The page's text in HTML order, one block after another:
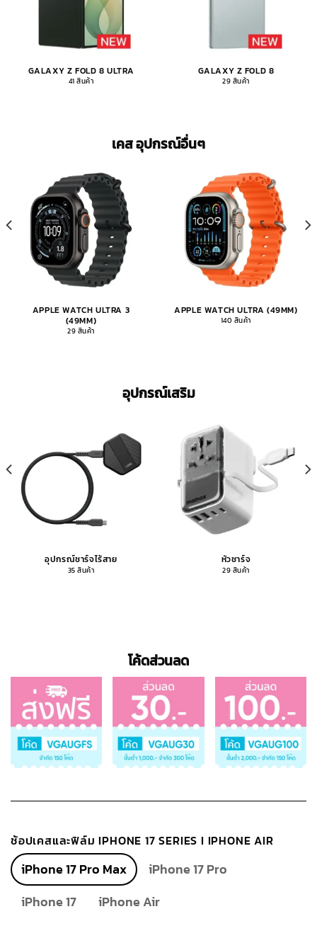
GALAXY Z FOLD 8 ULTRA
41 สินค้า
GALAXY Z FOLD 8
29 สินค้า
เคส อุปกรณ์อื่นๆ
APPLE WATCH ULTRA 3
(49MM)
29 สินค้า
APPLE WATCH ULTRA (49MM)
140 สินค้า
อุปกรณ์เสริม
อุปกรณ์ชาร์จไร้สาย
35 สินค้า
หัวชาร์จ
29 สินค้า
โค้ดส่วนลด
ช้อปเคสและฟิล์ม IPHONE 17 SERIES I IPHONE AIR
iPhone 17 Pro Max
iPhone 17 Pro
iPhone 17
iPhone Air